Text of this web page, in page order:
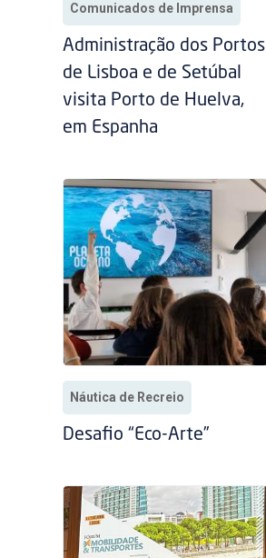
Comunicados de Imprensa
Administração dos Portos
de Lisboa e de Setúbal
visita Porto de Huelva,
em Espanha
Náutica de Recreio
Desafio “Eco-Arte”